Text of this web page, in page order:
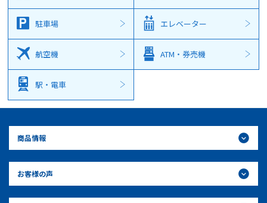
駐車場 エレベーター
航空機 ATM・券売機
駅・電車
商品情報
お客様の声